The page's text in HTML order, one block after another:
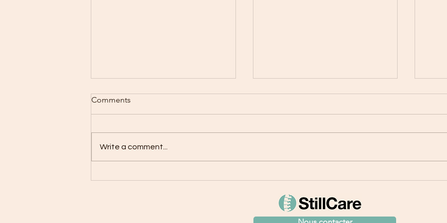
TMS prévention en entreprise
sensibilisation Les risques des
TMS liés à la sédentarité et à la
Stratégies de mobilisation en
mieux travailler
au sein des entreprises
notre société moderne,
de la
Comments
Write a comment...